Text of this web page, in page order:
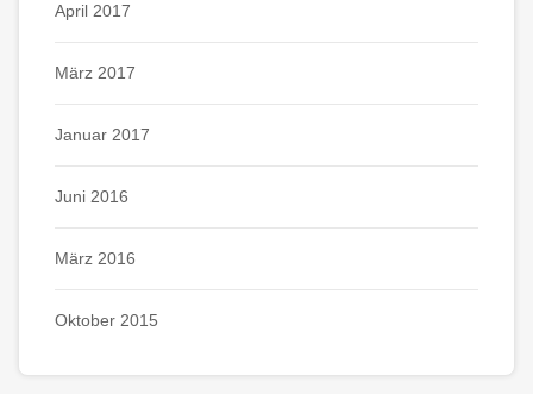
April 2017
März 2017
Januar 2017
Juni 2016
März 2016
Oktober 2015